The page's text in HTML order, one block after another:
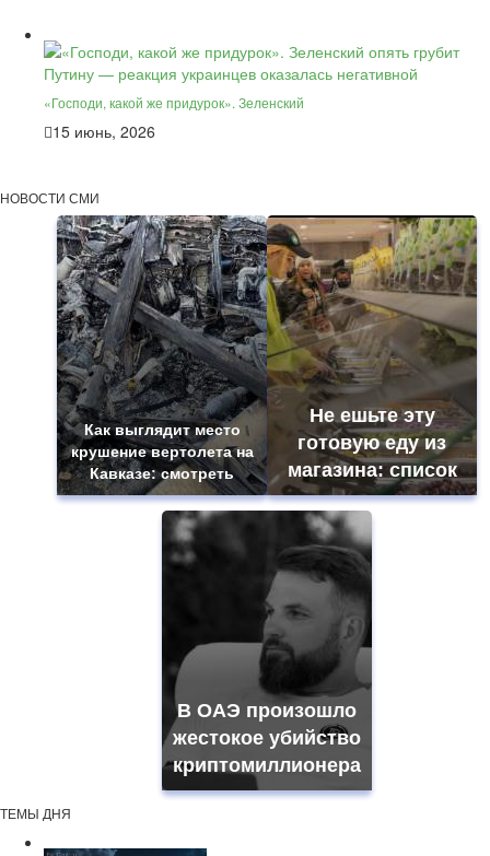
«Господи, какой же придурок». Зеленский
15 июнь, 2026
НОВОСТИ СМИ
Как выглядит место
крушение вертолета на
Кавказе: смотреть
Не ешьте эту
готовую еду из
магазина: список
В ОАЭ произошло
жестокое убийство
криптомиллионера
ТЕМЫ ДНЯ